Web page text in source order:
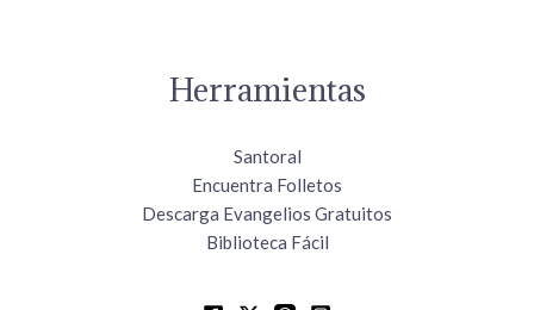
Herramientas
Santoral
Encuentra Folletos
Descarga Evangelios Gratuitos
Biblioteca Fácil